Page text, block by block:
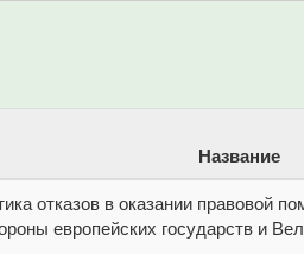
Название
отказов в оказании правовой
европейских государств и